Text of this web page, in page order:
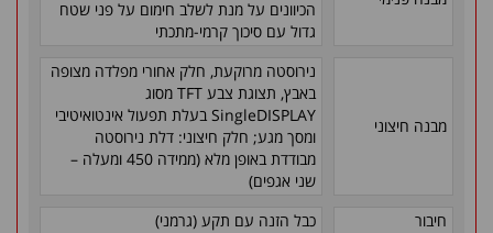
הכיוונים על מנת לשלב חימום על פני שטח
גדול עם סיכוך קרמי-מתכתי
מבנה חיצוני
נירוסטה מרוקעת, חלק אחורי מפלדה מצופה
באבץ, תצוגת צבע TFT מסוג
SingleDISPLAY בעלת תפעול אינטואיטיבי
ומסך מגע; חלק חיצוני: דלת נירוסטה
מבודדת באופן מלא (ממידה 450 ומעלה –
שני אגפים)
חיבור
כבל הזנה עם תקע (גרמני)